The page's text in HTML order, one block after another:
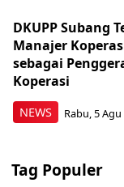
NEWS
DKUPP Subang
Manajer
sebagai
Koperasi
Rabu, 5
Tag Populer